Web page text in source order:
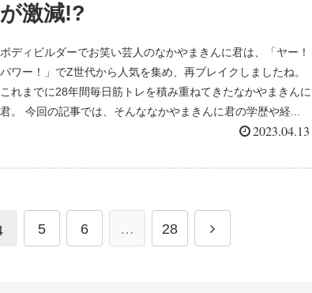
が激減!?
ボディビルダーでお笑い芸人のなかやまきんに君は、「ヤー！
パワー！」でZ世代から人気を集め、再ブレイクしましたね。
これまでに28年間毎日筋トレを積み重ねてきたなかやまきんに
君。 今回の記事では、そんななかやまきんに君の学歴や経...
2023.04.13
5 6 … 28